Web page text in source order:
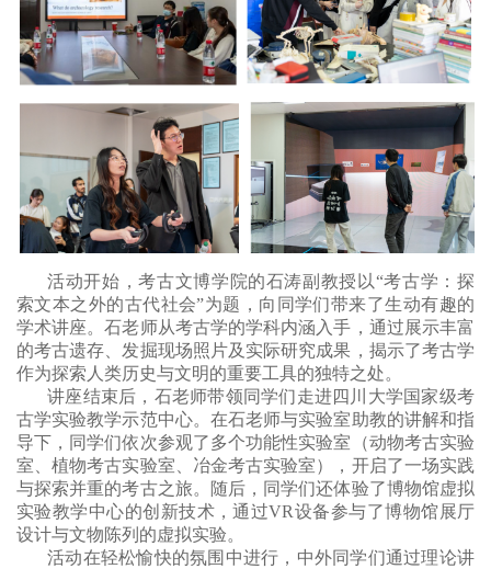
活动开始，考古文博学院的石涛副教授以“考古学：探
索文本之外的古代社会”为题，向同学们带来了生动有趣的
学术讲座。石老师从考古学的学科内涵入手，通过展示丰富
的考古遗存、发掘现场照片及实际研究成果，揭示了考古学
作为探索人类历史与文明的重要工具的独特之处。
讲座结束后，石老师带领同学们走进四川大学国家级考
古学实验教学示范中心。在石老师与实验室助教的讲解和指
导下，同学们依次参观了多个功能性实验室（动物考古实验
室、植物考古实验室、冶金考古实验室），开启了一场实践
与探索并重的考古之旅。随后，同学们还体验了博物馆虚拟
实验教学中心的创新技术，通过VR设备参与了博物馆展厅
设计与文物陈列的虚拟实验。
活动在轻松愉快的氛围中进行，中外同学们通过理论讲